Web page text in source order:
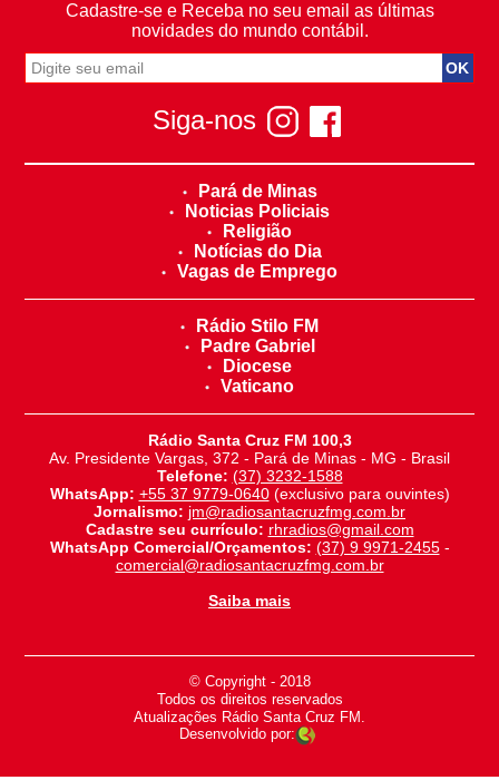
Cadastre-se e Receba no seu email as últimas
novidades do mundo contábil.
Siga-nos
Pará de Minas
Noticias Policiais
Religião
Notícias do Dia
Vagas de Emprego
Rádio Stilo FM
Padre Gabriel
Diocese
Vaticano
Rádio Santa Cruz FM 100,3
Av. Presidente Vargas, 372 - Pará de Minas - MG - Brasil
Telefone: (37) 3232-1588
WhatsApp: +55 37 9779-0640(exclusivo para ouvintes)
Jornalismo: jm@radiosantacruzfmg.com.br
Cadastre seu currículo: rhradios@gmail.com
WhatsApp Comercial/Orçamentos: (37) 9 9971-2455-
comercial@radiosantacruzfmg.com.br
Saiba mais
© Copyright - 2018
-
Todos os direitos reservados
-
Atualizações Rádio Santa Cruz FM.
Desenvolvido por: